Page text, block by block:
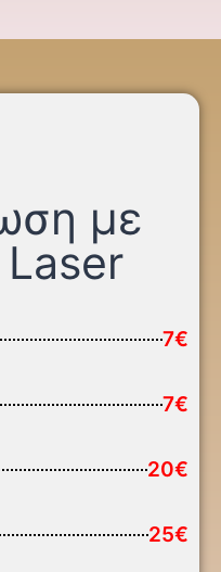
με
Laser
7€
7€
20€
25€